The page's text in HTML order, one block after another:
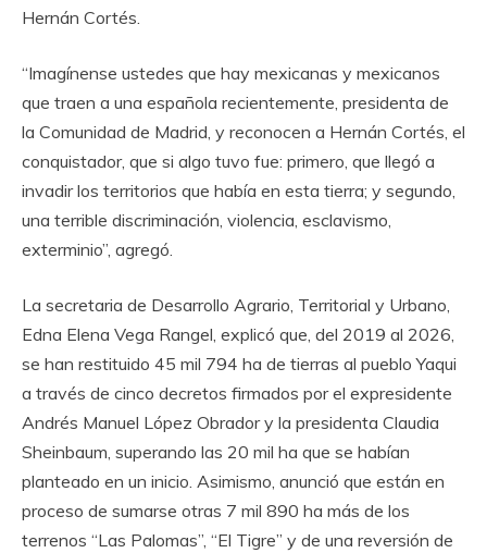
Hernán Cortés.
“Imagínense ustedes que hay mexicanas y mexicanos
que traen a una española recientemente, presidenta de
la Comunidad de Madrid, y reconocen a Hernán Cortés, el
conquistador, que si algo tuvo fue: primero, que llegó a
invadir los territorios que había en esta tierra; y segundo,
una terrible discriminación, violencia, esclavismo,
exterminio”, agregó.
La secretaria de Desarrollo Agrario, Territorial y Urbano,
Edna Elena Vega Rangel, explicó que, del 2019 al 2026,
se han restituido 45 mil 794 ha de tierras al pueblo Yaqui
a través de cinco decretos firmados por el expresidente
Andrés Manuel López Obrador y la presidenta Claudia
Sheinbaum, superando las 20 mil ha que se habían
planteado en un inicio. Asimismo, anunció que están en
proceso de sumarse otras 7 mil 890 ha más de los
terrenos “Las Palomas”, “El Tigre” y de una reversión de